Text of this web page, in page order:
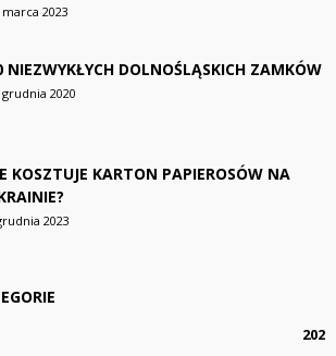
marca 2023
NIEZWYKŁYCH DOLNOŚLĄSKICH ZAMKÓW
grudnia 2020
KOSZTUJE KARTON PAPIEROSÓW NA
2023
202